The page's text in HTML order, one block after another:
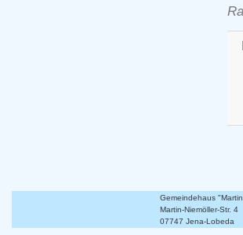
Gemeindehaus
Martin-Niemöller-Str. 4
07747 Jena-Lobeda